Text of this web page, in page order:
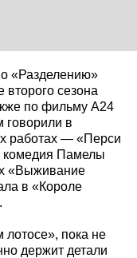
«Разделению»
второго сезона
по фильму A24
говорили в
работах — «Перси
комедия Памелы
«Выживание
в «Короле
лотосе», пока не
держит детали